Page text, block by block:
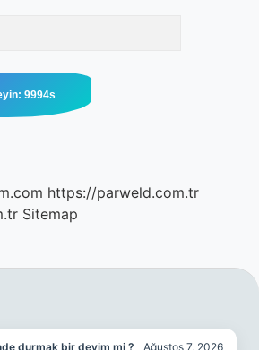
https://parweld.com.tr
Sitemap
durmak bir deyim mi ? Ağustos 7, 2026